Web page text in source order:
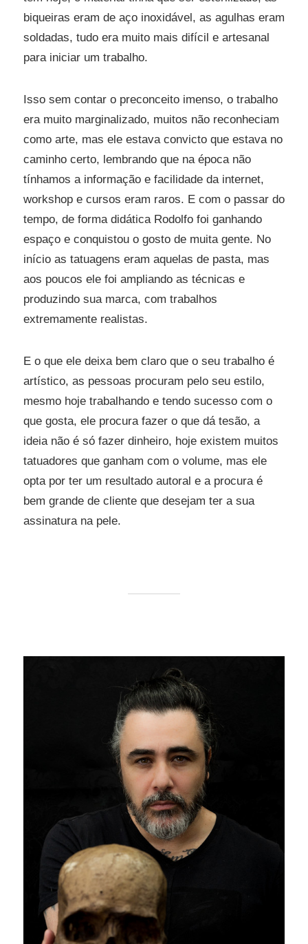
biqueiras eram de aço inoxidável, as agulhas eram
soldadas, tudo era muito mais difícil e artesanal
para iniciar um trabalho.
Isso sem contar o preconceito imenso, o trabalho
era muito marginalizado, muitos não reconheciam
como arte, mas ele estava convicto que estava no
caminho certo, lembrando que na época não
tínhamos a informação e facilidade da internet,
workshop e cursos eram raros. E com o passar do
tempo, de forma didática Rodolfo foi ganhando
espaço e conquistou o gosto de muita gente. No
início as tatuagens eram aquelas de pasta, mas
aos poucos ele foi ampliando as técnicas e
produzindo sua marca, com trabalhos
extremamente realistas.
E o que ele deixa bem claro que o seu trabalho é
artístico, as pessoas procuram pelo seu estilo,
mesmo hoje trabalhando e tendo sucesso com o
que gosta, ele procura fazer o que dá tesão, a
ideia não é só fazer dinheiro, hoje existem muitos
tatuadores que ganham com o volume, mas ele
opta por ter um resultado autoral e a procura é
bem grande de cliente que desejam ter a sua
assinatura na pele.